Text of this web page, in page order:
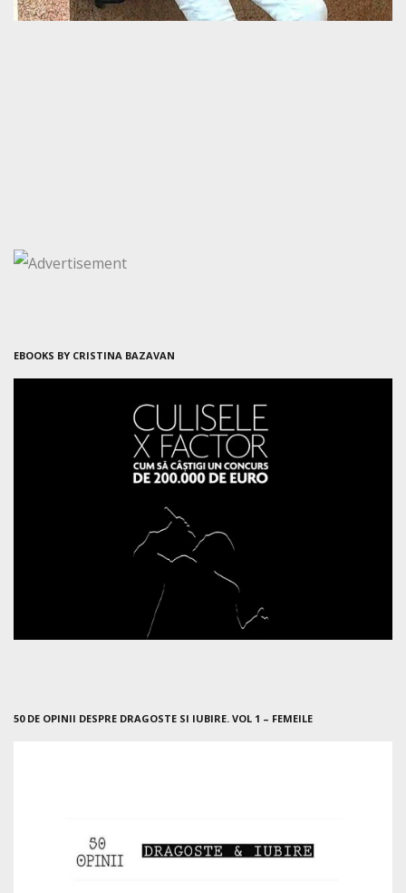
EBOOKS BY CRISTINA BAZAVAN
50 DE OPINII DESPRE DRAGOSTE SI IUBIRE. VOL 1 – FEMEILE